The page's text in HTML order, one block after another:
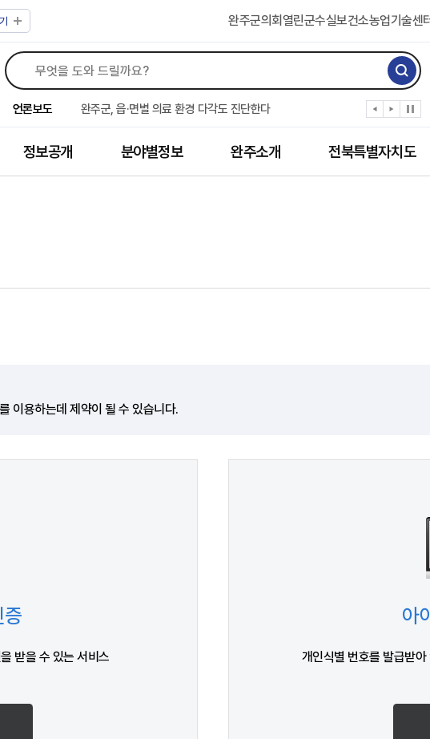
완주군의회 열린군수실보건소농업기술센
언론보도
완주군, ‘수의계약 총량제’ 개편 운영
완주군 청소년, 초록우산 지원으로 치과 치료
완주군, 읍·면별 의료 환경 다각도 진단한다
완주군, 모바일 헬스케어 “내 건강 변화 직접 확인”
완주군 “여름휴가철 청소년 안전 지킨다”
완주 청소년, 삼성 임직원 만나 미래 진로 그린다
전북은행, 완주군에 ‘시원키트’ 60세트 기탁
정보공개 분야별정보 완주소개 전북특별자치도
이용하는데 제약이 될 수 있습니다.
증
받을 수 있는 서비스
아
개인식별 번호를 발급받